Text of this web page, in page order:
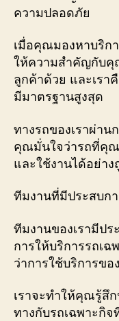
ความปลอดภัย
เมื่อคุณมองหาบริก
ให้ความสำคัญกับ
ลูกค้าด้วย และเรา
มีมาตรฐานสูงสุด
ทางรถของเราผ่าน
คุณมั่นใจว่ารถที่คุ
และใช้งานได้อย่าง
ทีมงานที่มีประสบก
ทีมงานของเรามีป
การให้บริการรถเ
ว่าการใช้บริการขอ
เราจะทำให้คุณรู้สึ
ทางกับรถเฉพาะกิ